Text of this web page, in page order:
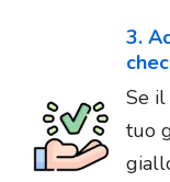
3.
Se
tuo